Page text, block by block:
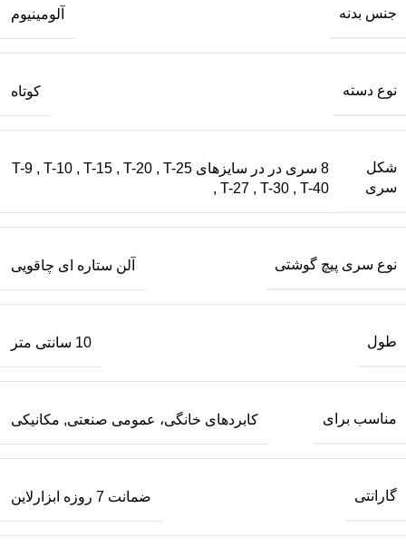
جنس بدنه آلومینیوم
نوع دسته کوتاه
شکل
سری
8 سری در در سایزهای T-9 , T-10 , T-15 , T-20 , T-25
, T-27 , T-30 , T-40
نوع سری پیچ گوشتی آلن ستاره ای چاقویی
طول 10 سانتی متر
مناسب برای کابردهای خانگی، عمومی صنعتی, مکانیکی
گارانتی ضمانت 7 روزه ابزارلاین